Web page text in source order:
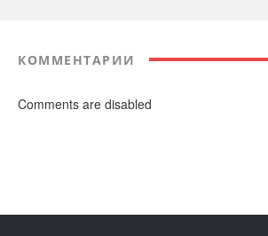
КОММЕНТАРИИ
Comments are disabled